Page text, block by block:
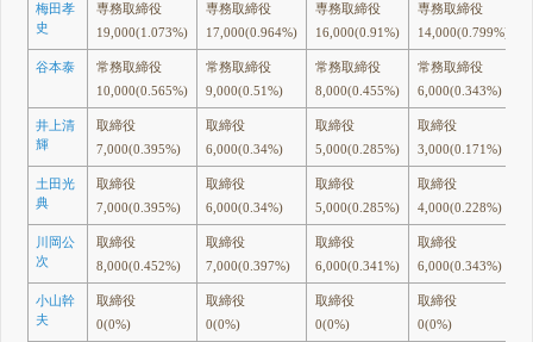
梅田孝
史
専務取締役
19,000(1.073%)
専務取締役
17,000(0.964%)
専務取締役
16,000(0.91%)
専務取締役
14,000(0.799%)
谷本泰
常務取締役
10,000(0.565%)
常務取締役
9,000(0.51%)
常務取締役
8,000(0.455%)
常務取締役
6,000(0.343%)
井上清
輝
取締役
7,000(0.395%)
取締役
6,000(0.34%)
取締役
5,000(0.285%)
取締役
3,000(0.171%)
土田光
典
取締役
7,000(0.395%)
取締役
6,000(0.34%)
取締役
5,000(0.285%)
取締役
4,000(0.228%)
川岡公
次
取締役
8,000(0.452%)
取締役
7,000(0.397%)
取締役
6,000(0.341%)
取締役
6,000(0.343%)
小山幹
夫
取締役
0(0%)
取締役
0(0%)
取締役
0(0%)
取締役
0(0%)